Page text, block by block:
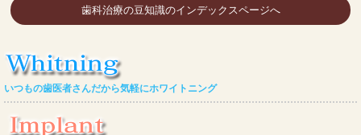
歯科治療の豆知識のインデックスページへ
いつもの歯医者さんだから気軽にホワイトニング